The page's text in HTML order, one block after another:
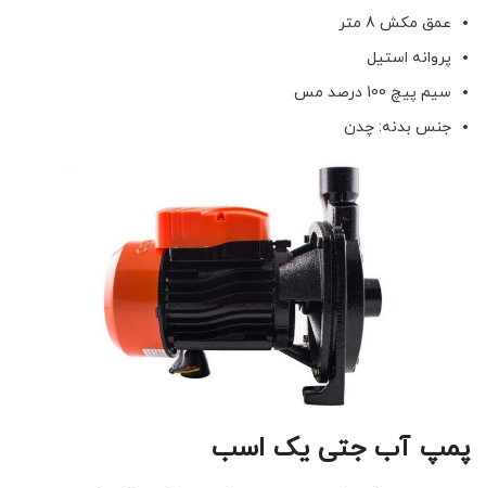
عمق مکش 8 متر
پروانه استیل
سیم پیچ 100 درصد مس
جنس بدنه: چدن
پمپ آب جتی یک اسب